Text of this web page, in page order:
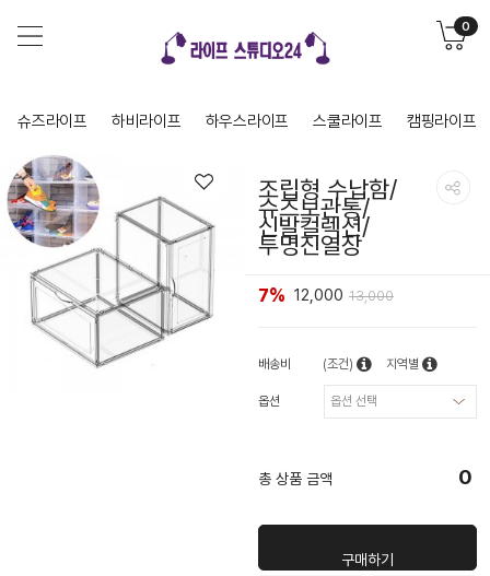
0
슈즈라이프 하비라이프 하우스라이프 스쿨라이프 캠핑라이프
조립형 수납함/
슈즈보관통/
신발컬렉션/
투명진열장
7% 12,000 13,000
배송비 (조건) 지역별
옵션
총 상품 금액 0
구매하기